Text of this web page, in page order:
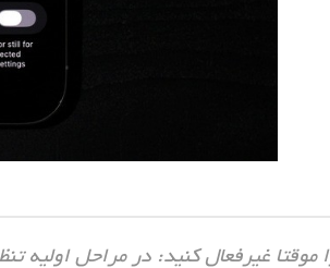
موقتا غیرفعال کنید: در مراحل اولیه